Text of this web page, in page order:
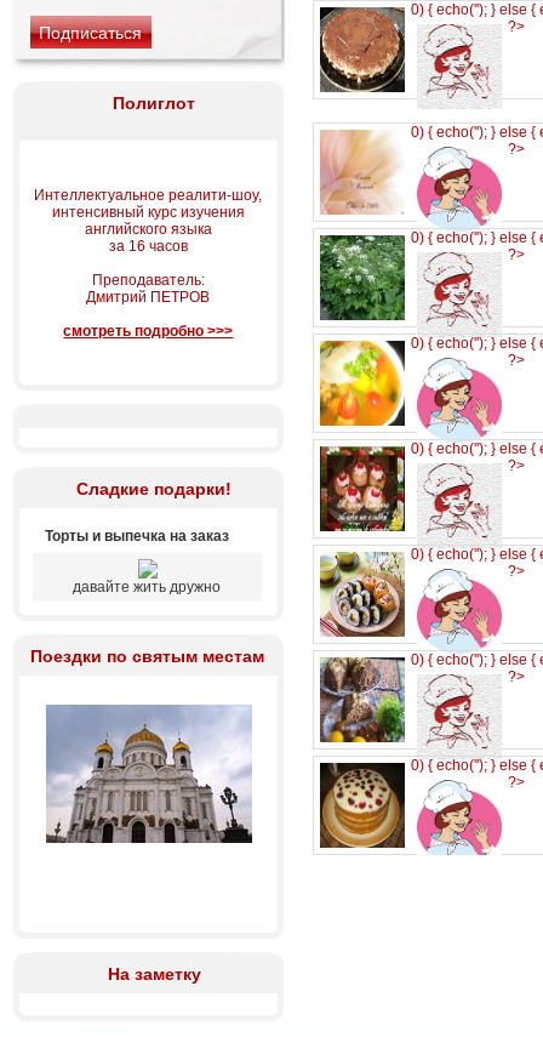
Полиглот
Интеллектуальное реалити-шоу,
интенсивный курс изучения
английского языка
за 16 часов
Преподаватель:
Дмитрий ПЕТРОВ
смотреть подробно >>>
Сладкие подарки!
Торты и выпечка на заказ
давайте жить дружно
Поездки по святым местам
На заметку
0) { echo(''); } else {
?>
0) { echo(''); } else {
?>
0) { echo(''); } else {
?>
0) { echo(''); } else {
?>
0) { echo(''); } else {
?>
0) { echo(''); } else {
?>
0) { echo(''); } else {
?>
0) { echo(''); } else {
?>